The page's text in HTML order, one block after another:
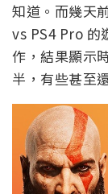
知道。而幾天
vs PS4 Pro 的
作，結果顯示
半，有些甚至